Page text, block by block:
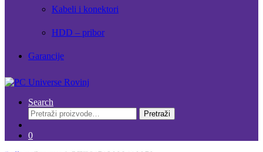
Kabeli i konektori
HDD – pribor
Garancije
Search
Pretraži:
Pretraži
0